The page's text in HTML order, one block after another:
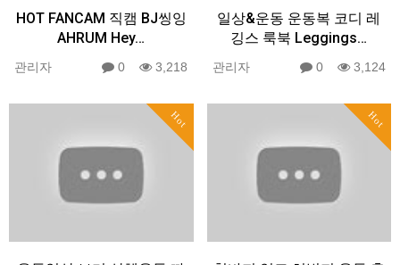
HOT FANCAM 직캠 BJ씽잉
AHRUM Hey…
관리자 0 3,218
일상&운동 운동복 코디 레
깅스 룩북 Leggings…
관리자 0 3,124
Hot Hot